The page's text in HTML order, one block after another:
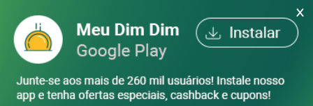
X
ENTRAR